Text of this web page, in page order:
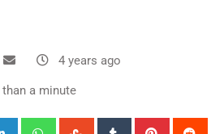
4 years ago
than a minute